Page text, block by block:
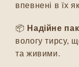
впевнені в їх
📦 Надійне
вологу тирсу,
та живими.